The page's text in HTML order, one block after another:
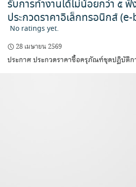
รับการทำงานได้ไม่น้อยกว่า ๕
ประกวดราคาอิเล็กทรอนิกส์
No ratings yet.
28 เมษายน 2569
ประกาศ ประกวดราคาซื้อครุภัณฑ์ชุดปฏิบัติ